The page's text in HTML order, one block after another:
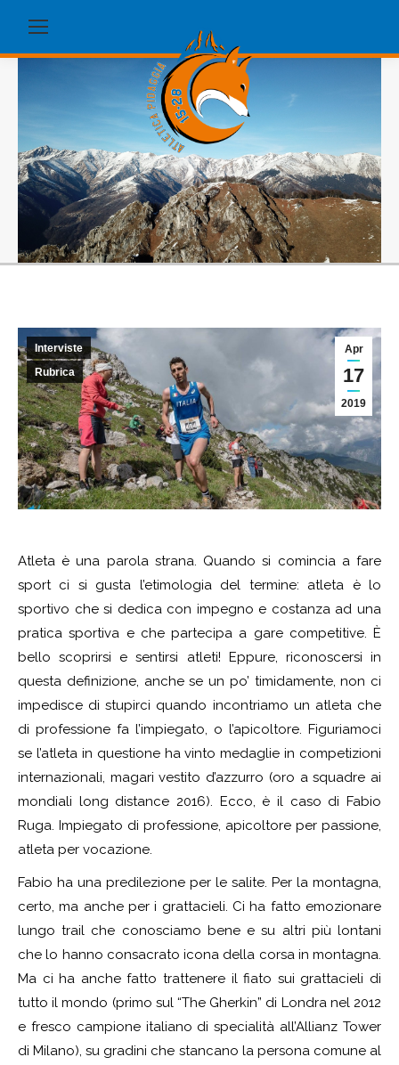
Apr
17
2019
Interviste
Rubrica
Atleta è una parola strana. Quando si comincia a fare
sport ci si gusta l’etimologia del termine: atleta è lo
sportivo che si dedica con impegno e costanza ad una
pratica sportiva e che partecipa a gare competitive. È
bello scoprirsi e sentirsi atleti! Eppure, riconoscersi in
questa definizione, anche se un po’ timidamente, non ci
impedisce di stupirci quando incontriamo un atleta che
di professione fa l’impiegato, o l’apicoltore. Figuriamoci
se l’atleta in questione ha vinto medaglie in competizioni
internazionali, magari vestito d’azzurro (oro a squadre ai
mondiali long distance 2016). Ecco, è il caso di Fabio
Ruga. Impiegato di professione, apicoltore per passione,
atleta per vocazione.
Fabio ha una predilezione per le salite. Per la montagna,
certo, ma anche per i grattacieli. Ci ha fatto emozionare
lungo trail che conosciamo bene e su altri più lontani
che lo hanno consacrato icona della corsa in montagna.
Ma ci ha anche fatto trattenere il fiato sui grattacieli di
tutto il mondo (primo sul “The Gherkin” di Londra nel 2012
e fresco campione italiano di specialità all’Allianz Tower
di Milano), su gradini che stancano la persona comune al